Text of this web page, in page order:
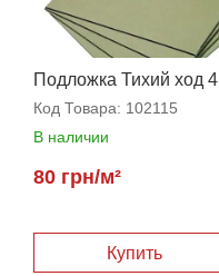
Подложка Тихий ход 4
мм
Код Товара: 102115
В наличии
80 грн/м²
Купить